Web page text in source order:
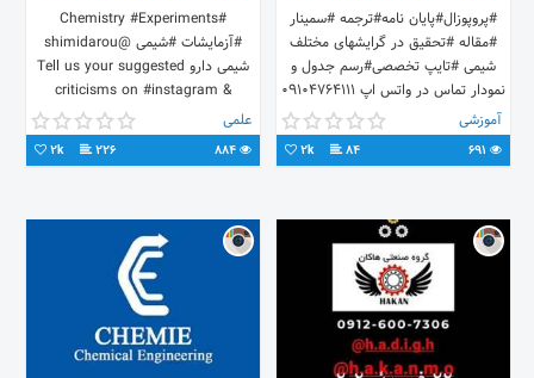
#پروپوزال#پایان نامه#ترجمه #سمینار
#مقاله #تحقیق در گرایشهای مختلف
شیمی #تایپ تخصصی#رسم جدول و
نمودار تماس در واتس اپ 09104764111
آموزشی
84
2k
#Chemistry #Experiments
#آزمایشات #شیمی @shimidarou
شیمی دارو Tell us your suggested
criticisms on #instagram &
#telegram #اینستاگرام و #تلگرامعلمی
226
2k